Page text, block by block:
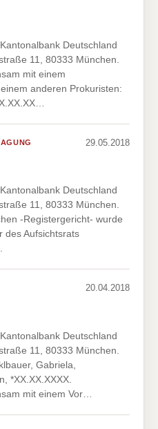
Deutschland
11, 80333 München.
mit einem
anderen Prokuristen:
29.05.2018
Deutschland
11, 80333 München.
-Registergericht- wurde
des Aufsichtsrats
20.04.2018
Deutschland
11, 80333 München.
Gabriela,
*XX.XX.XXXX.
mit einem Vor…